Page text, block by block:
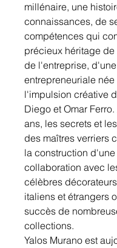
millénaire, une
connaissances, de
compétences qui
précieux héritage de
de l'entreprise,
entrepreneuriale née
l'impulsion créative
Diego et Omar
ans, les secrets et
des maîtres verriers
la construction
collaboration avec
célèbres
italiens et étrangers
succès de
collections.
Yalos Murano est